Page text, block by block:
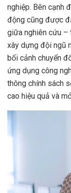
nghiệp. Bên cạnh
động cũng được
giữa nghiên cứu –
xây dựng đội ngũ
bối cảnh chuyển
ứng dụng công
thông chính sách
cao hiệu quả và